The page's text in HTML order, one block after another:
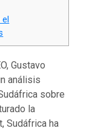
el
Gustavo
análisis
sobre
la
Sudáfrica ha